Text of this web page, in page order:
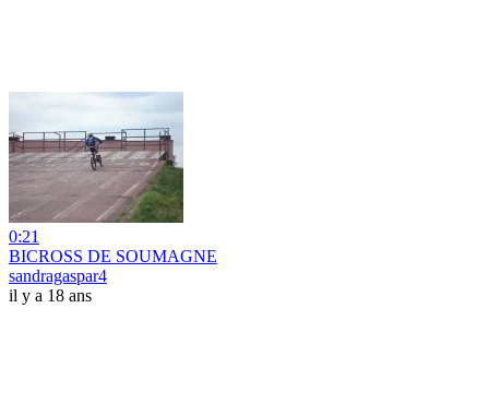
0:21
BICROSS DE SOUMAGNE
sandragaspar4
il y a 18 ans